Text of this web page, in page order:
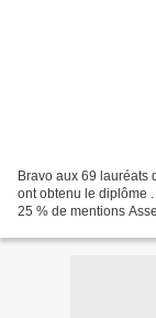
Bravo aux 69 lauréats
ont obtenu le diplôme
25 % de mentions